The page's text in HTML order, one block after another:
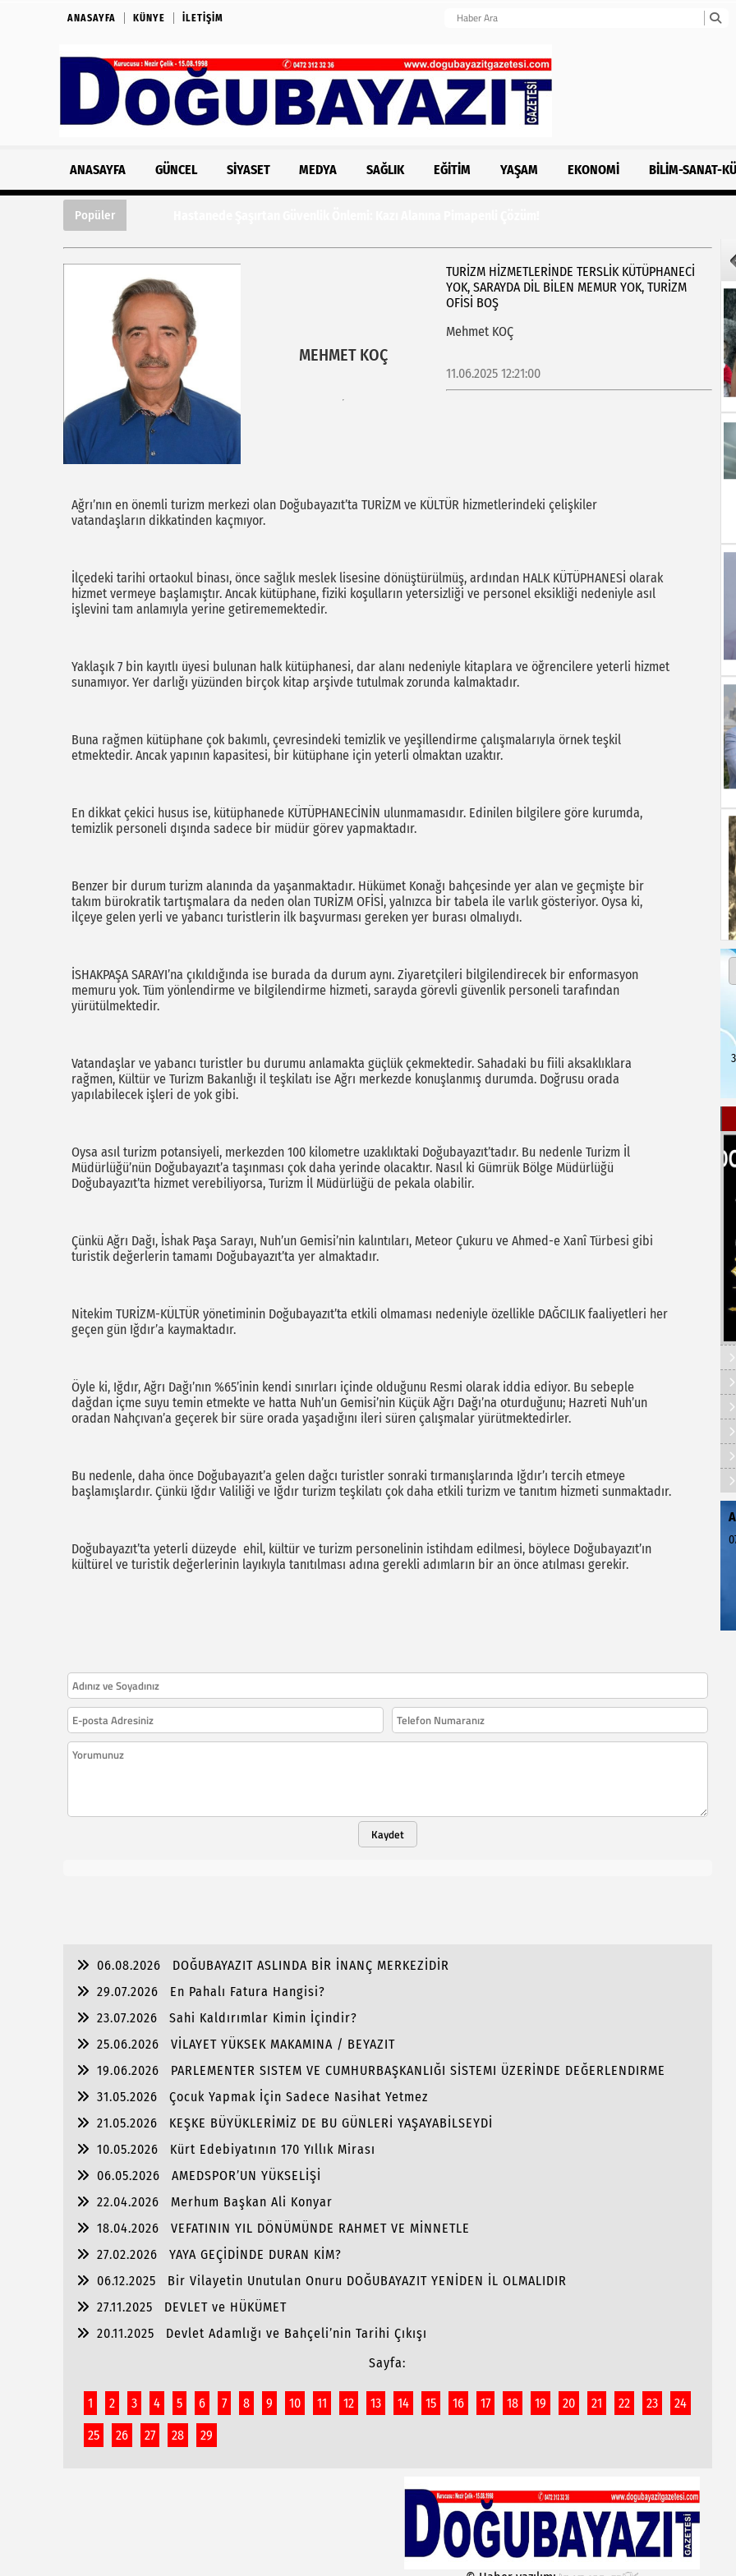
ANASAYFA KÜNYE İLETIŞIM
ANASAYFA GÜNCEL SIYASET MEDYA SAĞLIK EĞITIM YAŞAM EKONOMI BILIM-SANAT-
Popüler
MEHMET KOÇ
TURİZM HİZMETLERİNDE TERSLİK KÜTÜPHANECI
YOK, SARAYDA DIL BILEN MEMUR YOK, TURIZM
OFISI BOŞ
Mehmet KOÇ
11.06.2025 12:21:00
Ağrı’nın en önemli turizm merkezi olan Doğubayazıt’ta TURİZM ve KÜLTÜR hizmetlerindeki çelişkiler
vatandaşların dikkatinden kaçmıyor.
İlçedeki tarihi ortaokul binası, önce sağlık meslek lisesine dönüştürülmüş, ardından HALK KÜTÜPHANESİ olarak
hizmet vermeye başlamıştır. Ancak kütüphane, fiziki koşulların yetersizliği ve personel eksikliği nedeniyle asıl
işlevini tam anlamıyla yerine getirememektedir.
Yaklaşık 7 bin kayıtlı üyesi bulunan halk kütüphanesi, dar alanı nedeniyle kitaplara ve öğrencilere yeterli hizmet
sunamıyor. Yer darlığı yüzünden birçok kitap arşivde tutulmak zorunda kalmaktadır.
Buna rağmen kütüphane çok bakımlı, çevresindeki temizlik ve yeşillendirme çalışmalarıyla örnek teşkil
etmektedir. Ancak yapının kapasitesi, bir kütüphane için yeterli olmaktan uzaktır.
En dikkat çekici husus ise, kütüphanede KÜTÜPHANECİNİN ulunmamasıdır. Edinilen bilgilere göre kurumda,
temizlik personeli dışında sadece bir müdür görev yapmaktadır.
Benzer bir durum turizm alanında da yaşanmaktadır. Hükümet Konağı bahçesinde yer alan ve geçmişte bir
takım bürokratik tartışmalara da neden olan TURİZM OFİSİ, yalnızca bir tabela ile varlık gösteriyor. Oysa ki,
ilçeye gelen yerli ve yabancı turistlerin ilk başvurması gereken yer burası olmalıydı.
İSHAKPAŞA SARAYI’na çıkıldığında ise burada da durum aynı. Ziyaretçileri bilgilendirecek bir enformasyon
memuru yok. Tüm yönlendirme ve bilgilendirme hizmeti, sarayda görevli güvenlik personeli tarafından
yürütülmektedir.
Vatandaşlar ve yabancı turistler bu durumu anlamakta güçlük çekmektedir. Sahadaki bu fiili aksaklıklara
rağmen, Kültür ve Turizm Bakanlığı il teşkilatı ise Ağrı merkezde konuşlanmış durumda. Doğrusu orada
yapılabilecek işleri de yok gibi.
Oysa asıl turizm potansiyeli, merkezden 100 kilometre uzaklıktaki Doğubayazıt’tadır. Bu nedenle Turizm İl
Müdürlüğü’nün Doğubayazıt’a taşınması çok daha yerinde olacaktır. Nasıl ki Gümrük Bölge Müdürlüğü
Doğubayazıt’ta hizmet verebiliyorsa, Turizm İl Müdürlüğü de pekala olabilir.
Çünkü Ağrı Dağı, İshak Paşa Sarayı, Nuh’un Gemisi’nin kalıntıları, Meteor Çukuru ve Ahmed-e Xanî Türbesi gibi
turistik değerlerin tamamı Doğubayazıt’ta yer almaktadır.
Nitekim TURİZM-KÜLTÜR yönetiminin Doğubayazıt’ta etkili olmaması nedeniyle özellikle DAĞCILIK faaliyetleri her
geçen gün Iğdır’a kaymaktadır.
Öyle ki, Iğdır, Ağrı Dağı’nın %65’inin kendi sınırları içinde olduğunu Resmi olarak iddia ediyor. Bu sebeple
dağdan içme suyu temin etmekte ve hatta Nuh’un Gemisi’nin Küçük Ağrı Dağı’na oturduğunu; Hazreti Nuh’un
oradan Nahçıvan’a geçerek bir süre orada yaşadığını ileri süren çalışmalar yürütmektedirler.
Bu nedenle, daha önce Doğubayazıt’a gelen dağcı turistler sonraki tırmanışlarında Iğdır’ı tercih etmeye
başlamışlardır. Çünkü Iğdır Valiliği ve Iğdır turizm teşkilatı çok daha etkili turizm ve tanıtım hizmeti sunmaktadır.
Doğubayazıt’ta yeterli düzeyde ehil, kültür ve turizm personelinin istihdam edilmesi, böylece Doğubayazıt’ın
kültürel ve turistik değerlerinin layıkıyla tanıtılması adına gerekli adımların bir an önce atılması gerekir.
Kaydet
06.08.2026
DOĞUBAYAZIT ASLINDA BİR İNANÇ MERKEZİDİR
29.07.2026
En Pahalı Fatura Hangisi?
23.07.2026
Sahi Kaldırımlar Kimin İçindir?
25.06.2026
VİLAYET YÜKSEK MAKAMINA / BEYAZIT
19.06.2026
PARLEMENTER SISTEM VE CUMHURBAŞKANLIĞI SİSTEMI ÜZERİNDE DEĞERLENDIRME
31.05.2026
Çocuk Yapmak İçin Sadece Nasihat Yetmez
21.05.2026
KEŞKE BÜYÜKLERİMİZ DE BU GÜNLERİ YAŞAYABİLSEYDİ
10.05.2026
Kürt Edebiyatının 170 Yıllık Mirası
06.05.2026
AMEDSPOR’UN YÜKSELİŞİ
22.04.2026
Merhum Başkan Ali Konyar
18.04.2026
VEFATININ YIL DÖNÜMÜNDE RAHMET VE MİNNETLE
27.02.2026
YAYA GEÇİDİNDE DURAN KİM?
06.12.2025
Bir Vilayetin Unutulan Onuru DOĞUBAYAZIT YENİDEN İL OLMALIDIR
27.11.2025
DEVLET ve HÜKÜMET
20.11.2025
Devlet Adamlığı ve Bahçeli’nin Tarihi Çıkışı
Sayfa:
1 2 3 4 5 6 7 8 9 10 11 12 13 14 15 16 17 18 19 20 21 22 23 24
25 26 27 28 29